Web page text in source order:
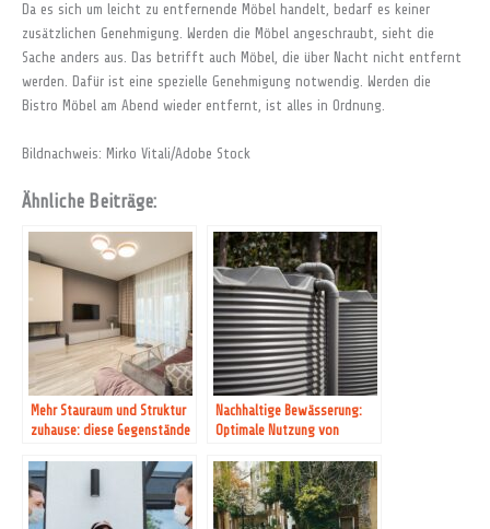
Da es sich um leicht zu entfernende Möbel handelt, bedarf es keiner
zusätzlichen Genehmigung. Werden die Möbel angeschraubt, sieht die
Sache anders aus. Das betrifft auch Möbel, die über Nacht nicht entfernt
werden. Dafür ist eine spezielle Genehmigung notwendig. Werden die
Bistro Möbel am Abend wieder entfernt, ist alles in Ordnung.
Bildnachweis: Mirko Vitali/Adobe Stock
Ähnliche Beiträge:
Mehr Stauraum und Struktur
zuhause: diese Gegenstände
Nachhaltige Bewässerung:
Optimale Nutzung von